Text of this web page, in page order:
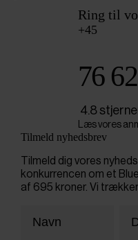
Ring til
+45
76
4.8
Læs vores
Tilmeld nyhedsbrev
Tilmeld dig vores
konkurrencen om et
af 695 kroner. Vi trækker